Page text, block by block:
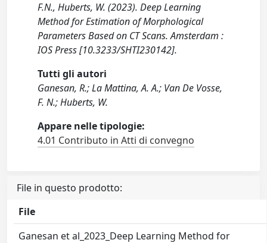
F.N., Huberts, W. (2023). Deep Learning
Method for Estimation of Morphological
Parameters Based on CT Scans. Amsterdam :
IOS Press [10.3233/SHTI230142].
Tutti gli autori
Ganesan, R.; La Mattina, A. A.; Van De Vosse,
F. N.; Huberts, W.
Appare nelle tipologie:
4.01 Contributo in Atti di convegno
File in questo prodotto:
File
Ganesan et al_2023_Deep Learning Method for